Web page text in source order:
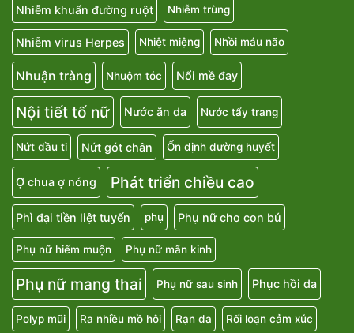
Nhiễm khuẩn đường ruột Nhiễm trùng
Nhiễm virus Herpes Nhiệt miệng Nhồi máu não
Nhuận tràng Nhuộm tóc Nổi mề đay
Nội tiết tố nữ Nước ăn da Nước tẩy trang
Nứt đầu ti Nứt gót chân Ổn định đường huyết
Ợ chua ợ nóng Phát triển chiều cao
Phì đại tiền liệt tuyến phụ Phụ nữ cho con bú
Phụ nữ hiếm muộn Phụ nữ mãn kinh
Phụ nữ mang thai Phụ nữ sau sinh Phục hồi da
Polyp mũi Ra nhiều mồ hôi Rạn da Rối loạn cảm xúc